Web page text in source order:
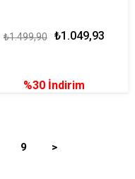
₺1.049,93
₺1.499,90
%30 İndirim
9 >